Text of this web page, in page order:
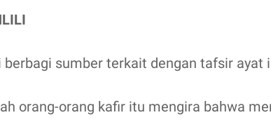
berbagi sumber terkait dengan tafsir ayat
orang-orang kafir itu mengira bahwa